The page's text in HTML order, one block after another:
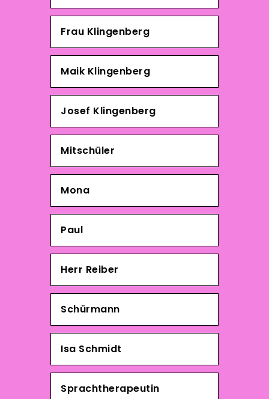
Frau Klingenberg
Maik Klingenberg
Josef Klingenberg
Mitschüler
Mona
Paul
Herr Reiber
Schürmann
Isa Schmidt
Sprachtherapeutin